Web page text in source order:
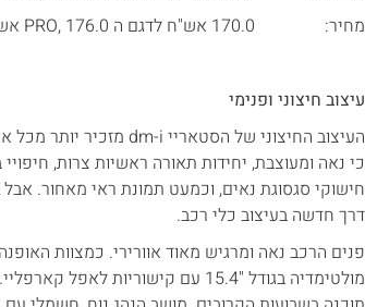
מחיר: 170.0 אש"ח לדגם ה PRO, 176.0 אש"ח לדגם TECH
עיצוב חיצוני ופנימי
כי נאה ומעוצבת, יחידות תאורה ראשיות צרות,
חישוקי סגסוגת נאים, וכמעט תמונת ראי מאחור.
דרך חדשה בעיצוב כלי רכב.
מולטימדיה בגודל "15.4 עם